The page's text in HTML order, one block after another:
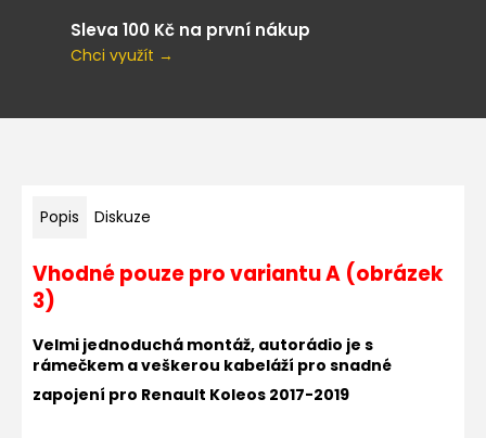
Sleva 100 Kč na první nákup
Chci využít →
Popis Diskuze
Vhodné pouze pro variantu A (obrázek
3)
Velmi jednoduchá montáž, autorádio je s
rámečkem a veškerou kabeláží pro snadné
zapojení pro Renault Koleos 2017-2019